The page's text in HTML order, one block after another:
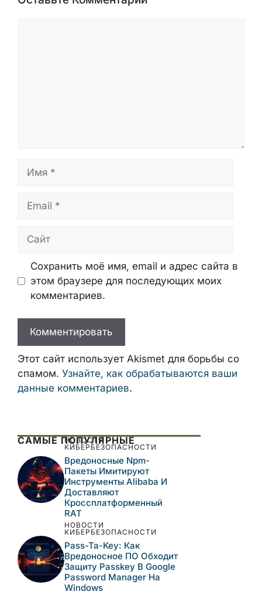
Имя
Email
Сайт
Сохранить моё имя, email и адрес сайта в
этом браузере для последующих моих
комментариев.
Этот сайт использует Akismet для борьбы со
спамом. Узнайте, как обрабатываются ваши
данные комментариев.
САМЫЕ ПОПУЛЯРНЫЕ
НОВОСТИ
КИБЕРБЕЗОПАСНОСТИ
Вредоносные Npm-
Пакеты Имитируют
Инструменты Alibaba И
Доставляют
Кроссплатформенный
RAT
НОВОСТИ
КИБЕРБЕЗОПАСНОСТИ
Pass-Ta-Key: Как
Вредоносное ПО Обходит
Защиту Passkey В Google
Password Manager На
Windows